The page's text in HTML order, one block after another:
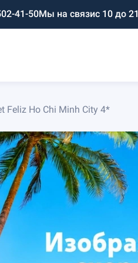
41-50Мы на связис 10 до 21
Feliz Ho Chi Minh City 4*